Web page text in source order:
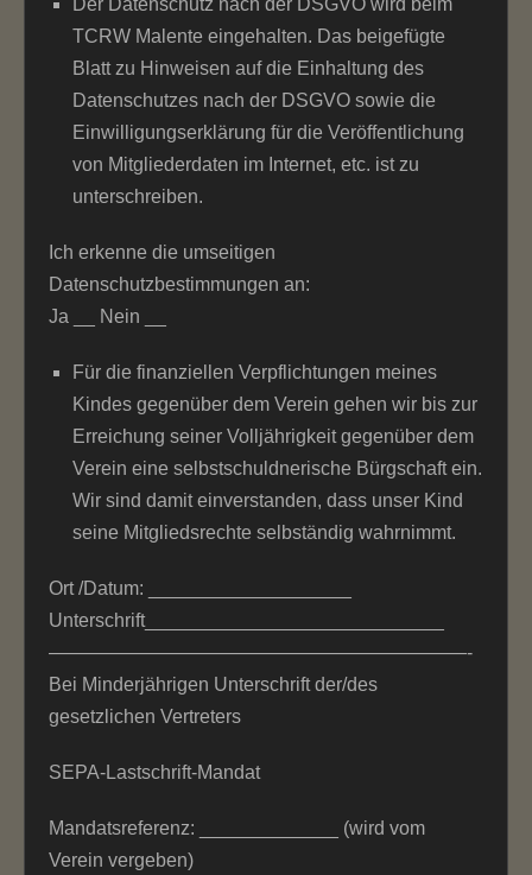
Der Datenschutz nach der DSGVO wird beim
TCRW Malente eingehalten. Das beigefügte
Blatt zu Hinweisen auf die Einhaltung des
Datenschutzes nach der DSGVO sowie die
Einwilligungserklärung für die Veröffentlichung
von Mitgliederdaten im Internet, etc. ist zu
unterschreiben.
Ich erkenne die umseitigen
Datenschutzbestimmungen an:
Ja __ Nein __
Für die finanziellen Verpflichtungen meines
Kindes gegenüber dem Verein gehen wir bis zur
Erreichung seiner Volljährigkeit gegenüber dem
Verein eine selbstschuldnerische Bürgschaft ein.
Wir sind damit einverstanden, dass unser Kind
seine Mitgliedsrechte selbständig wahrnimmt.
Ort /Datum: ___________________
Unterschrift____________________________
——————————————————————-
Bei Minderjährigen Unterschrift der/des
gesetzlichen Vertreters
SEPA-Lastschrift-Mandat
Mandatsreferenz: _____________ (wird vom
Verein vergeben)